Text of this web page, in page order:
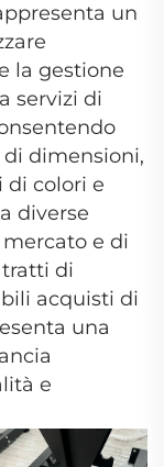
un
la gestione
servizi di
di dimensioni,
di colori e
diverse
e di
tratti di
acquisti di
una
e